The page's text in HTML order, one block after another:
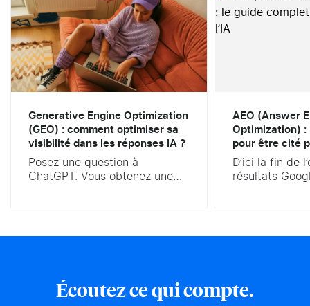
Generative Engine Optimization
(GEO) : comment optimiser sa
visibilité dans les réponses IA ?
Posez une question à
ChatGPT. Vous obtenez une
générative, et la recherche
d’information en est devenu le
AEO (Answer
Optimization) :
pour être cité
D’ici la fin de
résultats
organiques.
Écoutez ce qui compte.